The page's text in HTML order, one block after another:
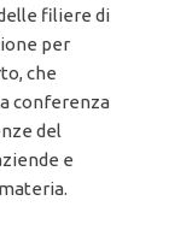
filiere di
per
che
conferenza
del
e